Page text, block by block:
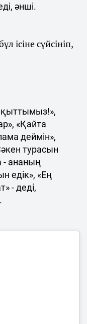
әнші.
ісіне сүйсініп,
«Қайта
деймін»,
турасын
- ананың
едік», «Ең
- деді,